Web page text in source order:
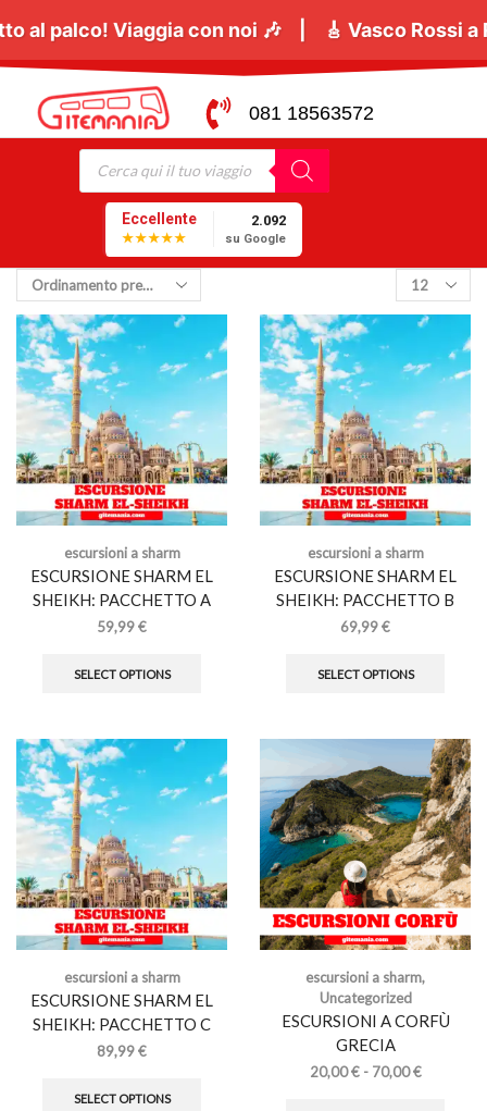
sotto al palco! Viaggia con noi 🎶 | 🎸Vasco
081 18563572
Eccellente
★★★★★
2.092
su Google
escursioni a sharm
ESCURSIONE SHARM EL
SHEIKH: PACCHETTO A
59,99€
SELECT OPTIONS
escursioni a sharm
ESCURSIONE SHARM EL
SHEIKH: PACCHETTO B
69,99€
SELECT OPTIONS
escursioni a sharm
ESCURSIONE SHARM EL
SHEIKH: PACCHETTO C
89,99€
SELECT OPTIONS
escursioni a sharm,
Uncategorized
ESCURSIONI A CORFÙ
GRECIA
20,00€ - 70,00€